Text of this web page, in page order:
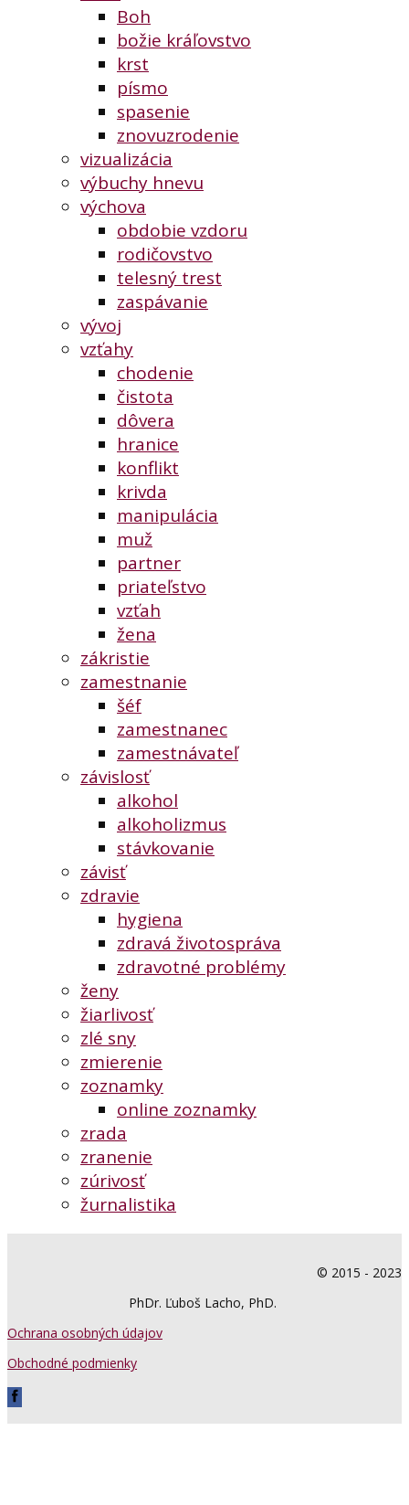
Boh
božie kráľovstvo
krst
písmo
spasenie
znovuzrodenie
vizualizácia
výbuchy hnevu
výchova
obdobie vzdoru
rodičovstvo
telesný trest
zaspávanie
vývoj
vzťahy
chodenie
čistota
dôvera
hranice
konflikt
krivda
manipulácia
muž
partner
priateľstvo
vzťah
žena
zákristie
zamestnanie
šéf
zamestnanec
zamestnávateľ
závislosť
alkohol
alkoholizmus
stávkovanie
závisť
zdravie
hygiena
zdravá životospráva
zdravotné problémy
ženy
žiarlivosť
zlé sny
zmierenie
zoznamky
online zoznamky
zrada
zranenie
zúrivosť
žurnalistika
© 2015 - 2023
PhDr. Ľuboš Lacho, PhD.
Ochrana osobných údajov
Obchodné podmienky